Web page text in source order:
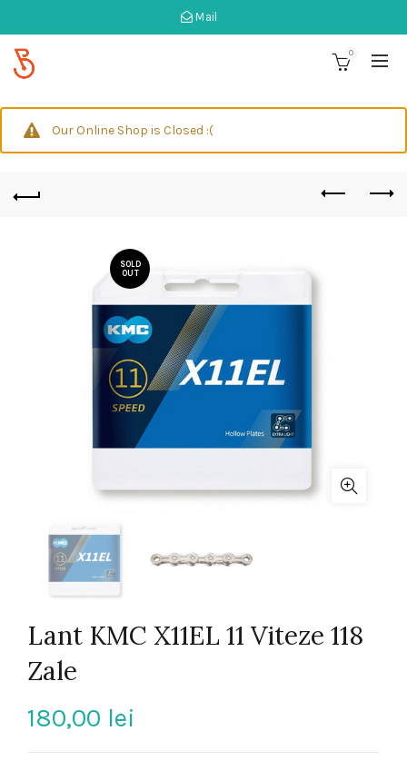
Mail
0
Our Online Shop is Closed :(
SOLD
OUT
Lant KMC X11EL 11 Viteze 118
Zale
180,00 lei